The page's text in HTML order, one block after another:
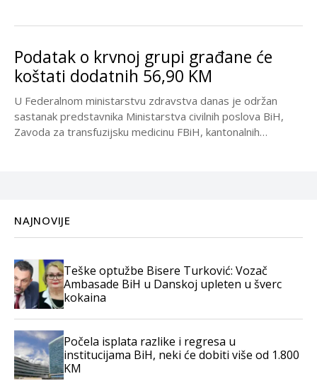
Podatak o krvnoj grupi građane će
koštati dodatnih 56,90 KM
U Federalnom ministarstvu zdravstva danas je održan
sastanak predstavnika Ministarstva civilnih poslova BiH,
Zavoda za transfuzijsku medicinu FBiH, kantonalnih
NAJNOVIJE
Teške optužbe Bisere Turković: Vozač
Ambasade BiH u Danskoj upleten u šverc
kokaina
Počela isplata razlike i regresa u
institucijama BiH, neki će dobiti više od 1.800
KM